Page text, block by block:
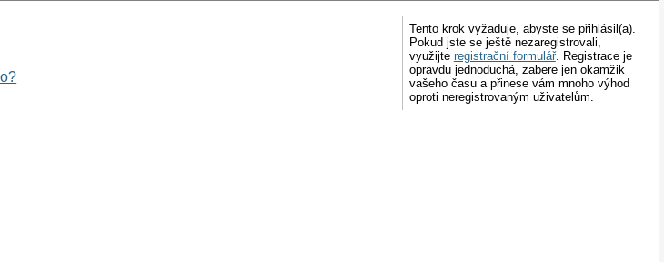
Tento krok vyžaduje, abyste se přihlásil(a).
Pokud jste se ještě nezaregistrovali,
využijte registrační formulář. Registrace je
opravdu jednoduchá, zabere jen okamžik
vašeho času a přinese vám mnoho výhod
oproti neregistrovaným uživatelům.